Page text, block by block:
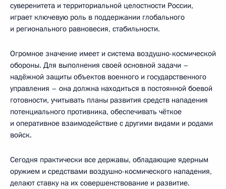
суверенитета и территориальной целостности России,
играет ключевую роль в поддержании глобального
и регионального равновесия, стабильности.
Огромное значение имеет и система воздушно-космической
обороны. Для выполнения своей основной задачи –
надёжной защиты объектов военного и государственного
управления – она должна находиться в постоянной боевой
готовности, учитывать планы развития средств нападения
потенциального противника, обеспечивать чёткое
и оперативное взаимодействие с другими видами и родами
войск.
Сегодня практически все державы, обладающие ядерным
оружием и средствами воздушно-космического нападения,
делают ставку на их совершенствование и развитие.